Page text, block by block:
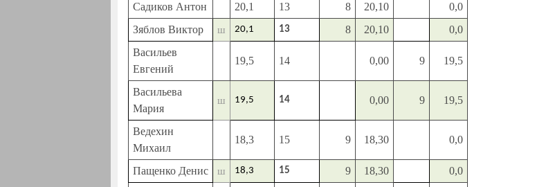
Садиков Антон
20,1 13 8 20,10
0,0
Зяблов Виктор
ш 20,1 13 8 20,10
0,0
Васильев
Евгений
19,5 14 0,00 9 19,5
Васильева
Мария
ш 19,5 14 0,00 9 19,5
Ведехин
Михаил
18,3 15 9 18,30 0,0
Пащенко Денис ш 18,3 15 9 18,30
0,0